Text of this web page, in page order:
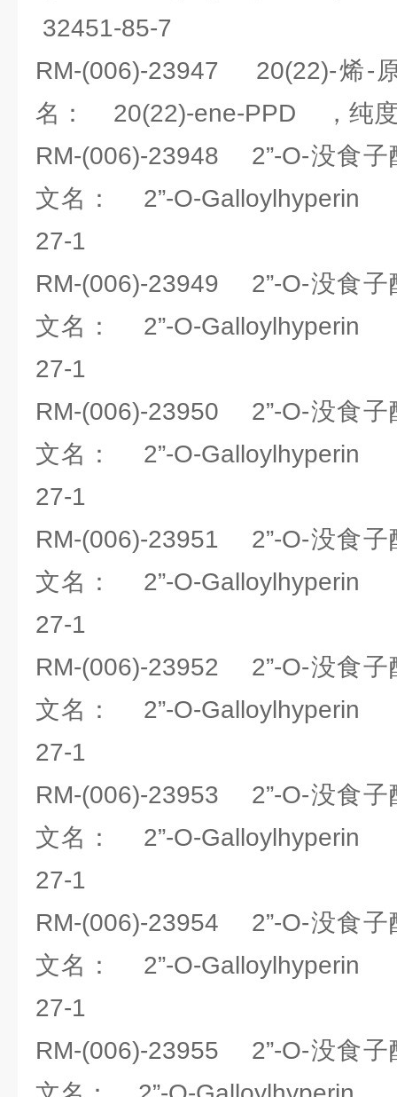
32451-85-7
RM-(006)-23947 20(22)-烯
名： 20(22)-ene-PPD ，纯
RM-(006)-23948 2”-O-没食
文名： 2”-O-Galloylhyperin
27-1
RM-(006)-23949 2”-O-没食
文名： 2”-O-Galloylhyperin
27-1
RM-(006)-23950 2”-O-没食
文名： 2”-O-Galloylhyperin
27-1
RM-(006)-23951 2”-O-没食
文名： 2”-O-Galloylhyperin
27-1
RM-(006)-23952 2”-O-没食
文名： 2”-O-Galloylhyperin
27-1
RM-(006)-23953 2”-O-没食
文名： 2”-O-Galloylhyperin
27-1
RM-(006)-23954 2”-O-没食
文名： 2”-O-Galloylhyperin
27-1
RM-(006)-23955 2”-O-没食